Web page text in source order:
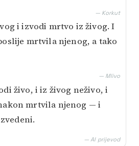
— Korkut
i izvodi mrtvo iz živog. I
mrtvila njenog, a tako
— Mlivo
živo, i iz živog neživo, i
mrtvila njenog — i
— AI prijevod